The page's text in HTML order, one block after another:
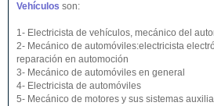
Vehículos son:
1- Electricista de vehículos, mecánico del
2- Mecánico de automóviles:electricista
reparación en automoción
3- Mecánico de automóviles en general
4- Electricista de automóviles
5- Mecánico de motores y sus sistemas